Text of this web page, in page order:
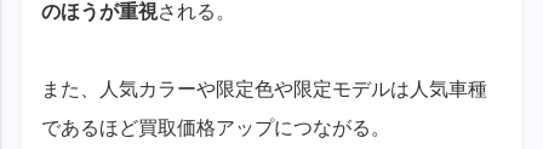
のほうが重視される。
また、人気カラーや限定色や限定モデルは人気車種
であるほど買取価格アップにつながる。